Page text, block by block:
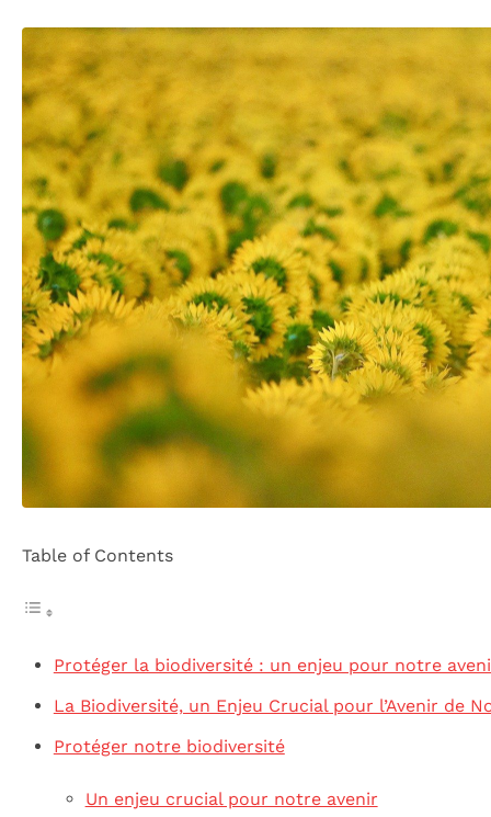
Table of Contents
Protéger la biodiversité : un enjeu pour notre
La Biodiversité, un Enjeu Crucial pour l’Avenir de
Protéger notre biodiversité
Un enjeu crucial pour notre avenir